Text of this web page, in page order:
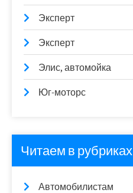
Эксперт
Эксперт
Элис, автомойка
Юг-моторс
Читаем в рубриках
Автомобилистам